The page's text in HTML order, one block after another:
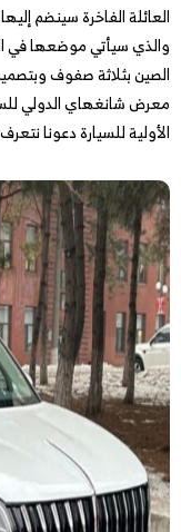
والذي سيأتي موضعها في
الصين بثلاثة صفوف
الأولية للسيارة دعونا